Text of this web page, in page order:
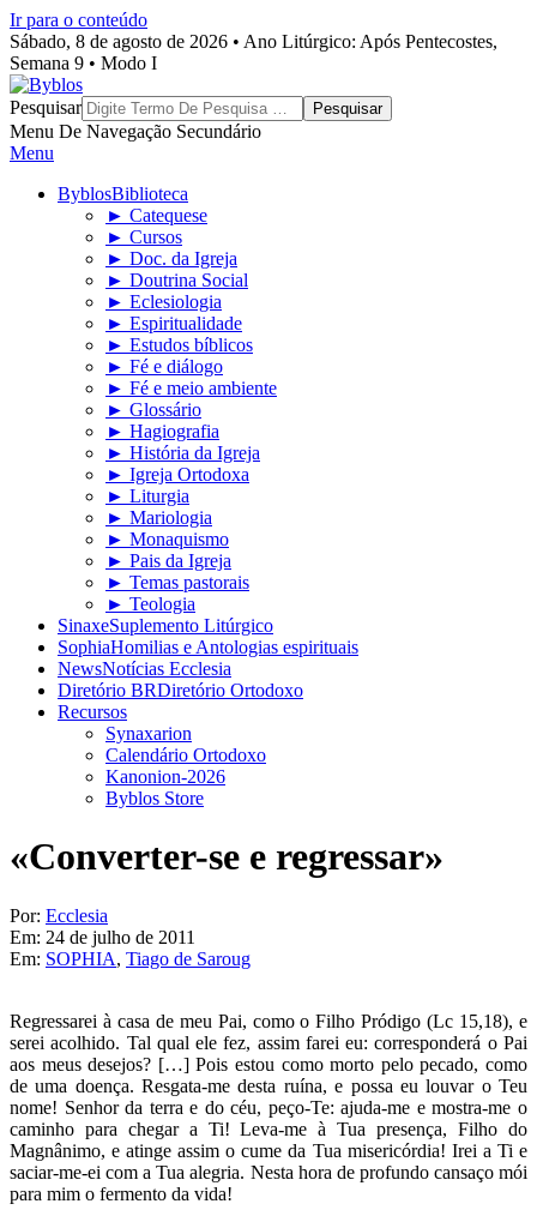
Ir para o conteúdo
Sábado, 8 de agosto de 2026 • Ano Litúrgico: Após Pentecostes,
Semana 9 • Modo I
Byblos
Pesquisar
Menu De Navegação Secundário
Menu
ByblosBiblioteca
► Catequese
► Cursos
► Doc. da Igreja
► Doutrina Social
► Eclesiologia
► Espiritualidade
► Estudos bíblicos
► Fé e diálogo
► Fé e meio ambiente
► Glossário
► Hagiografia
► História da Igreja
► Igreja Ortodoxa
► Liturgia
► Mariologia
► Monaquismo
► Pais da Igreja
► Temas pastorais
► Teologia
SinaxeSuplemento Litúrgico
SophiaHomilias e Antologias espirituais
NewsNotícias Ecclesia
Diretório BRDiretório Ortodoxo
Recursos
Synaxarion
Calendário Ortodoxo
Kanonion-2026
Byblos Store
«Converter-se e regressar»
Por: Ecclesia
Em: 24 de julho de 2011
Em: SOPHIA, Tiago de Saroug
Regressarei à casa de meu Pai, como o Filho Pródigo (Lc 15,18), e
serei acolhido. Tal qual ele fez, assim farei eu: corresponderá o Pai
aos meus desejos? […] Pois estou como morto pelo pecado, como
de uma doença. Resgata-me desta ruína, e possa eu louvar o Teu
nome! Senhor da terra e do céu, peço-Te: ajuda-me e mostra-me o
caminho para chegar a Ti! Leva-me à Tua presença, Filho do
Magnânimo, e atinge assim o cume da Tua misericórdia! Irei a Ti e
saciar-me-ei com a Tua alegria. Nesta hora de profundo cansaço mói
para mim o fermento da vida!